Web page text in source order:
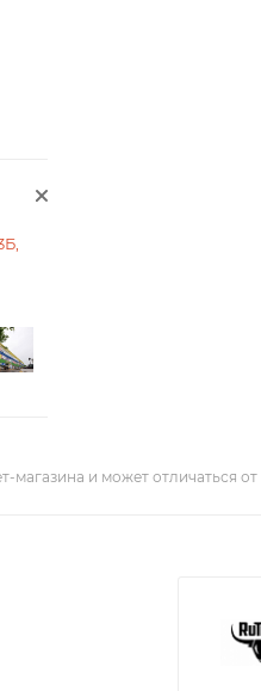
магазина и может отличаться